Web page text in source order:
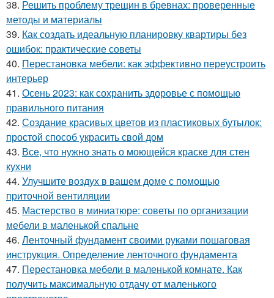
38. Решить проблему трещин в бревнах: проверенные
методы и материалы
39. Как создать идеальную планировку квартиры без
ошибок: практические советы
40. Перестановка мебели: как эффективно переустроить
интерьер
41. Осень 2023: как сохранить здоровье с помощью
правильного питания
42. Создание красивых цветов из пластиковых бутылок:
простой способ украсить свой дом
43. Все, что нужно знать о моющейся краске для стен
кухни
44. Улучшите воздух в вашем доме с помощью
приточной вентиляции
45. Мастерство в миниатюре: советы по организации
мебели в маленькой спальне
46. Ленточный фундамент своими руками пошаговая
инструкция. Определение ленточного фундамента
47. Перестановка мебели в маленькой комнате. Как
получить максимальную отдачу от маленького